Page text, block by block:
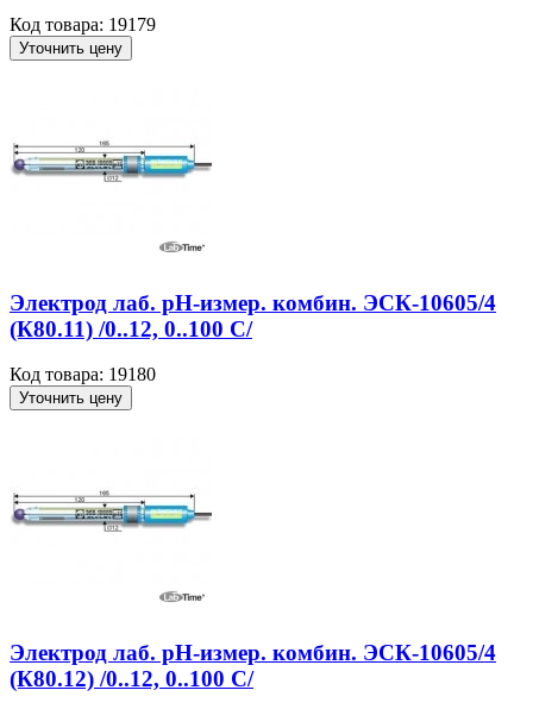
Код товара: 19179
Уточнить цену
Электрод лаб. рН-измер. комбин. ЭСК-10605/4
(К80.11) /0..12, 0..100 С/
Код товара: 19180
Уточнить цену
Электрод лаб. рН-измер. комбин. ЭСК-10605/4
(К80.12) /0..12, 0..100 С/